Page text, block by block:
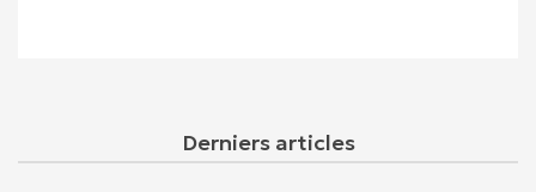
Derniers articles